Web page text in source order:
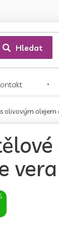
Hledat
olivovým olejem